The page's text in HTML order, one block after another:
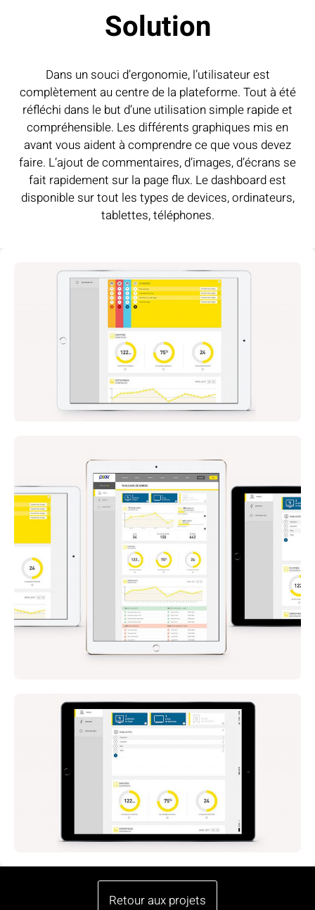
Solution
Dans un souci d’ergonomie, l’utilisateur est
complètement au centre de la plateforme. Tout à été
réfléchi dans le but d’une utilisation simple rapide et
compréhensible. Les différents graphiques mis en
avant vous aident à comprendre ce que vous devez
faire. L’ajout de commentaires, d’images, d’écrans se
fait rapidement sur la page flux. Le dashboard est
disponible sur tout les types de devices, ordinateurs,
tablettes, téléphones.
Retour aux projets